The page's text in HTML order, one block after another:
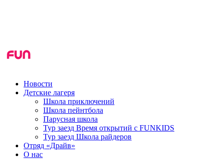
Новости
Детские лагеря
Школа приключений
Школа пейнтбола
Парусная школа
Тур заезд Время открытий с FUNKIDS
Тур заезд Школа райдеров
Отряд «Драйв»
О нас